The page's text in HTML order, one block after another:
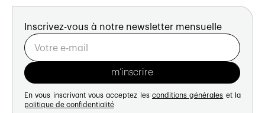
Inscrivez-vous à notre newsletter mensuelle
En vous inscrivant vous acceptez les conditions générales et la
politique de confidentialité